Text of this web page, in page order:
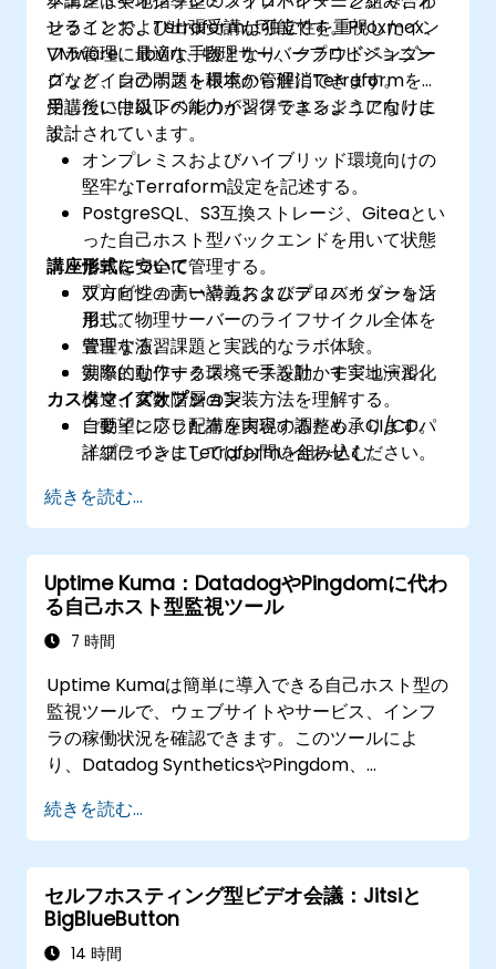
せることで、Terraformは独立性を重視したイン
フラ管理に最適な手段となり、クラウドベンダー
ロックインの問題を根本から解消できます。
ンラインおよび出張受講が可能です。Proxmox、
VMware、libvirt、物理サーバープロビジョニン
グなど、自己ホスト環境の管理にTerraformを活
用したい中級レベルのインフラエンジニア向けに
設計されています。
受講後には以下の能力が習得できるようになりま
す：
オンプレミスおよびハイブリッド環境向けの
堅牢なTerraform設定を記述する。
PostgreSQL、S3互換ストレージ、Giteaとい
った自己ホスト型バックエンドを用いて状態
情報を安全に管理する。
プロビジョナーやカスタムプロバイダーを活
用して物理サーバーのライフサイクル全体を
管理する。
効率的なワークスペース設計、モジュール化
構造、変数階層の実装方法を理解する。
自動インフラ配布を実現するため、CI/CDパ
イプラインにTerraformを組み込む。
講座形式について
双方向性の高い講義およびディスカッション
形式。
豊富な演習課題と実践的なラボ体験。
実際に動作する環境で手を動かす実地演習。
カスタマイズオプション
ご要望に応じた講座内容の調整も承ります。
詳細につきましてはお問い合わせください。
続きを読む...
Uptime Kuma：DatadogやPingdomに代わ
る自己ホスト型監視ツール
7 時間
Uptime Kumaは簡単に導入できる自己ホスト型の
監視ツールで、ウェブサイトやサービス、インフ
ラの稼働状況を確認できます。このツールによ
り、Datadog SyntheticsやPingdom、
監視データを完全に自社管理したい企業にも最適
です。本講座は初心者から中級者までのSREや
DevOpsエンジニア向けに開設されたライブトレ
ーニングで、クラウド型サービスから自己ホスト
型の監視環境へ移行するための知識を身につけま
す。
続きを読む...
セルフホスティング型ビデオ会議：Jitsiと
BigBlueButton
14 時間